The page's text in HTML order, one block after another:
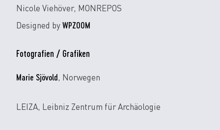
Nicole Viehöver, MONREPOS
Designed by WPZOOM
Fotografien / Grafiken
Marie Sjövold, Norwegen
LEIZA, Leibniz Zentrum für Archäologie